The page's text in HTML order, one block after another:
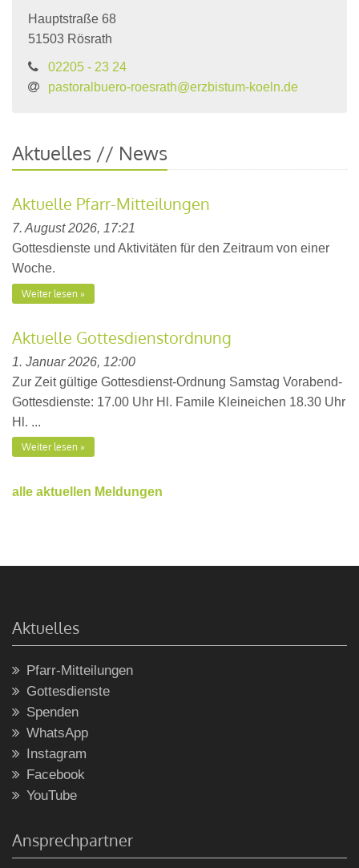
Hauptstraße 68
51503 Rösrath
02205 - 23 24
pastoralbuero-roesrath@erzbistum-koeln.de
Aktuelles // News
Aktuelle Pfarr-Mitteilungen
7. August 2026, 17:21
Gottesdienste und Aktivitäten für den Zeitraum von einer
Woche.
Weiter lesen
Aktuelle Gottesdienstordnung
1. Januar 2026, 12:00
Zur Zeit gültige Gottesdienst-Ordnung Samstag Vorabend-
Gottesdienste: 17.00 Uhr Hl. Famile Kleineichen 18.30 Uhr
Hl. ...
Weiter lesen
alle aktuellen Meldungen
Aktuelles
Pfarr-Mitteilungen
Gottesdienste
Spenden
WhatsApp
Instagram
Facebook
YouTube
Ansprechpartner